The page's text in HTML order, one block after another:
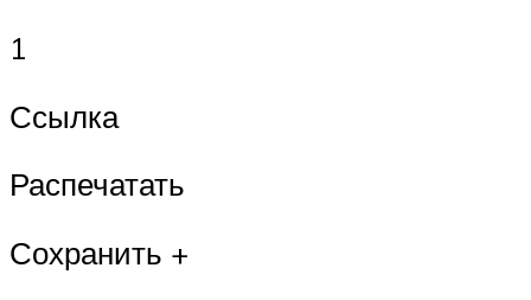
1
Ссылка
Распечатать
Сохранить +